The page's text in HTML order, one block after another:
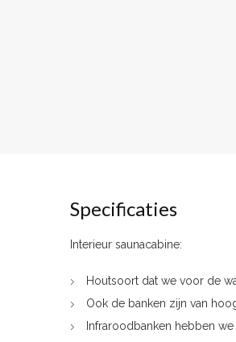
Specificaties
Interieur saunacabine:
Houtsoort dat we voor de
Ook de banken zijn van
Infraroodbanken hebben